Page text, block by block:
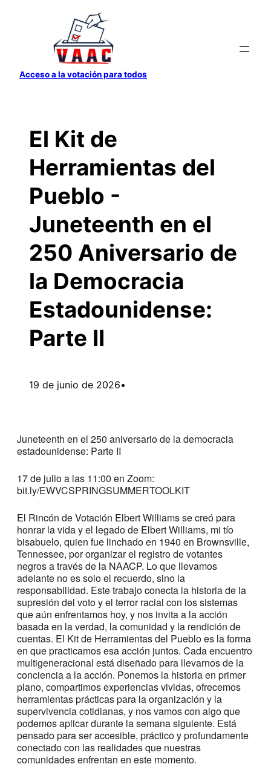
contenido
Acceso a la votación para todos
El Kit de
Herramientas del
Pueblo -
Juneteenth en el
250 Aniversario de
la Democracia
Estadounidense:
Parte II
19 de junio de 2026•
Juneteenth en el 250 aniversario de la democracia
estadounidense: Parte II
17 de julio a las 11:00 en Zoom:
bit.ly/EWVCSPRINGSUMMERTOOLKIT
El Rincón de Votación Elbert Williams se creó para
honrar la vida y el legado de Elbert Williams, mi tío
bisabuelo, quien fue linchado en 1940 en Brownsville,
Tennessee, por organizar el registro de votantes
negros a través de la NAACP. Lo que llevamos
adelante no es solo el recuerdo, sino la
responsabilidad. Este trabajo conecta la historia de la
supresión del voto y el terror racial con los sistemas
que aún enfrentamos hoy, y nos invita a la acción
basada en la verdad, la comunidad y la rendición de
cuentas. El Kit de Herramientas del Pueblo es la forma
en que practicamos esa acción juntos. Cada encuentro
multigeneracional está diseñado para llevarnos de la
conciencia a la acción. Ponemos la historia en primer
plano, compartimos experiencias vividas, ofrecemos
herramientas prácticas para la organización y la
supervivencia cotidianas, y nos vamos con algo que
podemos aplicar durante la semana siguiente. Está
pensado para ser accesible, práctico y profundamente
conectado con las realidades que nuestras
comunidades enfrentan en este momento.